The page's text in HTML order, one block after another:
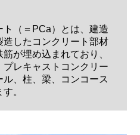
（＝PCa）とは、建造
したコンクリート部材
が埋め込まれており、
レキャストコンクリー
ル、柱、梁、コンコース
。